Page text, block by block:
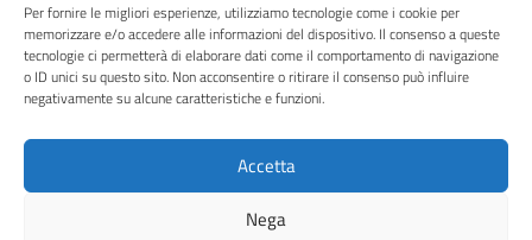
Per fornire le migliori esperienze, utilizziamo tecnologie come i cookie per
memorizzare e/o accedere alle informazioni del dispositivo. Il consenso a queste
tecnologie ci permetterà di elaborare dati come il comportamento di navigazione
o ID unici su questo sito. Non acconsentire o ritirare il consenso può influire
negativamente su alcune caratteristiche e funzioni.
Accetta
Nega
Codice Univoco per le fatture elettroniche: UFHWS5
Liceo Scientifico "Gaetano Rummo"
Conto Corrente Bancario (C.C.B.):
IT17 H 03069 15003 100000046036
Conto Tesoreria
CODICE TESORERIA: TU-421-0310110
IBAN: IT 84 E 01000 04306 TU0000017891